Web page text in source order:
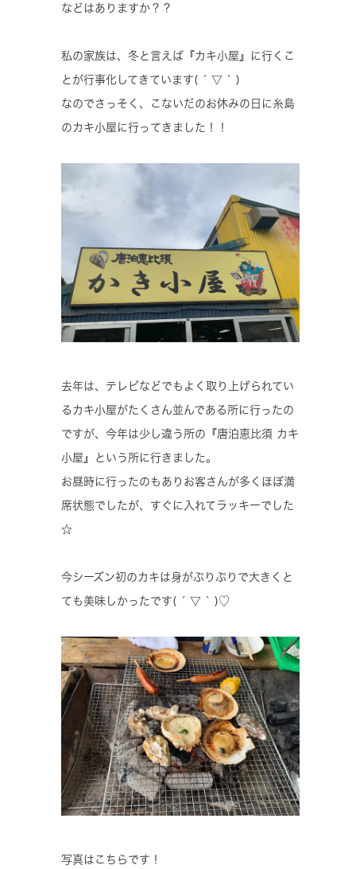
などはありますか？？
私の家族は、冬と言えば『カキ小屋』に行くこ
とが行事化してきています( ´ ▽ ` )
なのでさっそく、こないだのお休みの日に糸島
のカキ小屋に行ってきました！！
去年は、テレビなどでもよく取り上げられてい
るカキ小屋がたくさん並んである所に行ったの
ですが、今年は少し違う所の『唐泊恵比須 カキ
小屋』という所に行きました。
お昼時に行ったのもありお客さんが多くほぼ満
席状態でしたが、すぐに入れてラッキーでした
☆
今シーズン初のカキは身がぷりぷりで大きくと
ても美味しかったです( ´ ▽ ` )♡
写真はこちらです！